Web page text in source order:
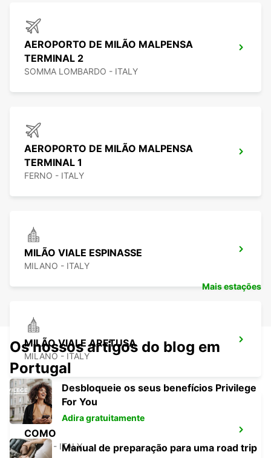
AEROPORTO DE MILÃO MALPENSA
TERMINAL 2
SOMMA LOMBARDO - ITALY
AEROPORTO DE MILÃO MALPENSA
TERMINAL 1
FERNO - ITALY
MILÃO VIALE ESPINASSE
MILANO - ITALY
MILÃO VIALE ARETUSA
MILANO - ITALY
COMO
COMO - ITALY
Mais estações
Os nossos artigos do blog em
Portugal
Desbloqueie os seus benefícios Privilege
For You
Adira gratuitamente
Manual de preparação para uma road trip